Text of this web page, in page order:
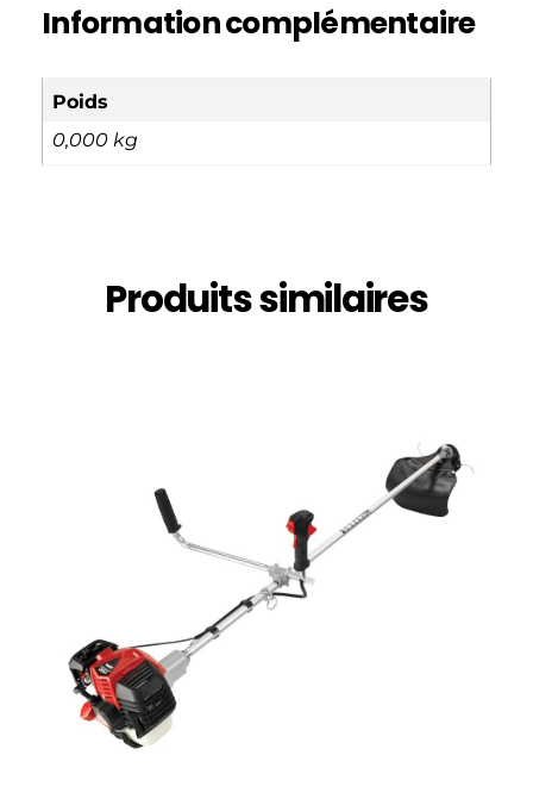
Information complémentaire
Poids
0,000 kg
Produits similaires